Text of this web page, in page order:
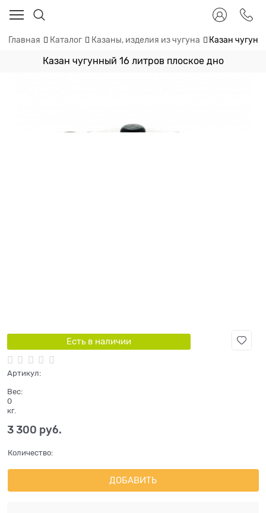
Главная Каталог Казаны, изделия из чугуна Казан
Казан чугунный 16 литров плоское дно
Есть в наличии
Артикул:
Вес:
0
кг.
3 300 руб.
Количество:
ДОБАВИТЬ